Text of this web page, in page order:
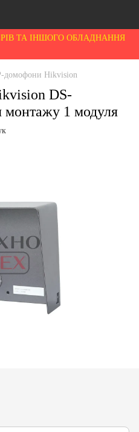
ТА ІНШОГО ОБЛАДНАННЯ
домофони Hikvision
DS-
монтажу 1 модуля